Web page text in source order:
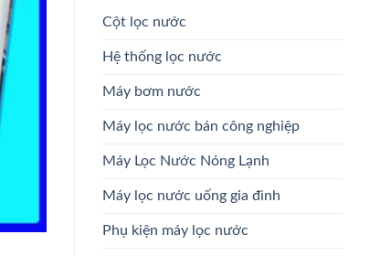
Cột lọc nước
Hệ thống lọc nước
Máy bơm nước
Máy lọc nước bán công nghiệp
Máy Lọc Nước Nóng Lạnh
Máy lọc nước uống gia đình
Phụ kiện máy lọc nước